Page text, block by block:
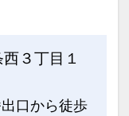
３丁目１
口から徒歩